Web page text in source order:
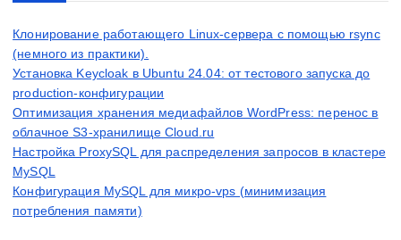
Клонирование работающего Linux-сервера с помощью rsync
(немного из практики).
Установка Keycloak в Ubuntu 24.04: от тестового запуска до
production-конфигурации
Оптимизация хранения медиафайлов WordPress: перенос в
облачное S3-хранилище Cloud.ru
Настройка ProxySQL для распределения запросов в кластере
MySQL
Конфигурация MySQL для микро-vps (минимизация
потребления памяти)